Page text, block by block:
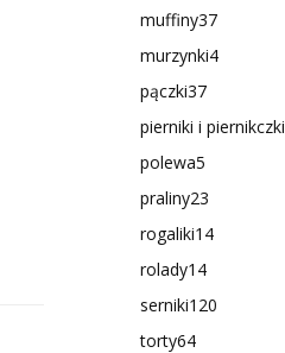
muffiny37
murzynki4
pączki37
pierniki i piernikczki
polewa5
praliny23
rogaliki14
rolady14
serniki120
torty64